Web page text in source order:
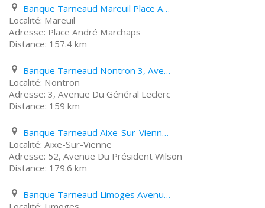
Banque Tarneaud Mareuil Place André Marchaps
Mareuil
Place André Marchaps
157.4 km
Banque Tarneaud Nontron 3, Avenue Du Général Leclerc
Nontron
3, Avenue Du Général Leclerc
159 km
Banque Tarneaud Aixe-Sur-Vienne 52, Avenue Du Président Wilson
Aixe-Sur-Vienne
52, Avenue Du Président Wilson
179.6 km
Banque Tarneaud Limoges Avenue Du Roussillon